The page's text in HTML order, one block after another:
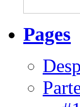
Pages